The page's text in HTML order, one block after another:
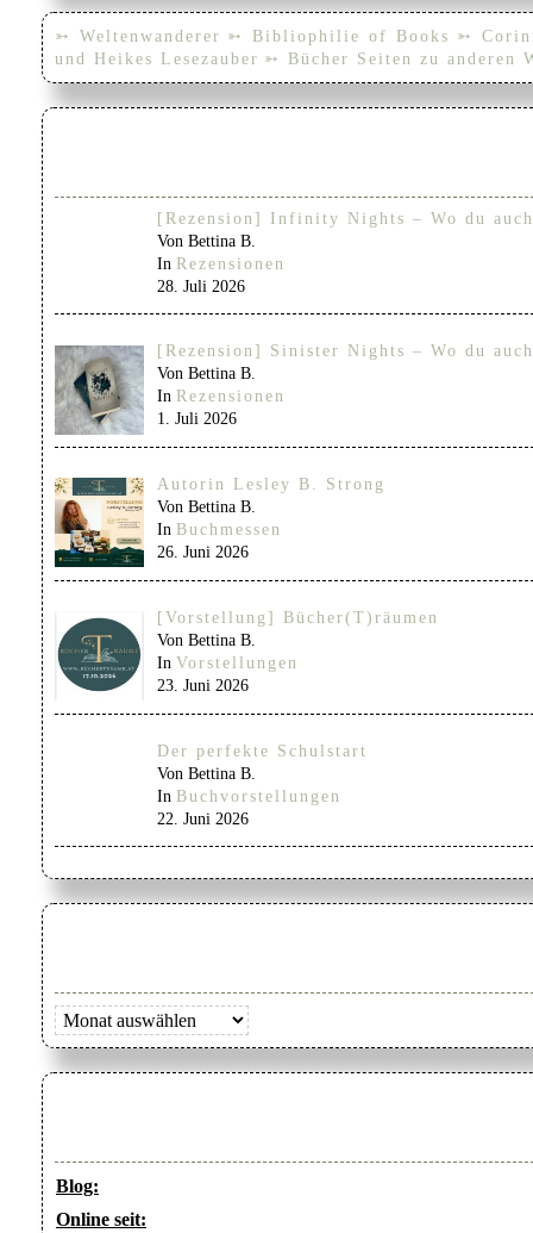
➳ Weltenwanderer ➳ Bibliophilie of Books ➳
und Heikes Lesezauber ➳ Bücher Seiten zu anderen
[Rezension] Infinity Nights – Wo du
Von Bettina B.
In Rezensionen
28. Juli 2026
[Rezension] Sinister Nights – Wo du
Von Bettina B.
In Rezensionen
1. Juli 2026
Autorin Lesley B. Strong
Von Bettina B.
In Buchmessen
26. Juni 2026
[Vorstellung] Bücher(T)räumen
Von Bettina B.
In Vorstellungen
23. Juni 2026
Der perfekte Schulstart
Von Bettina B.
In Buchvorstellungen
22. Juni 2026
Archiv
Blog:
Online seit: